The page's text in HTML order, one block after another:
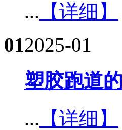
... 【详细】
012025-01
塑胶跑道
... 【详细】